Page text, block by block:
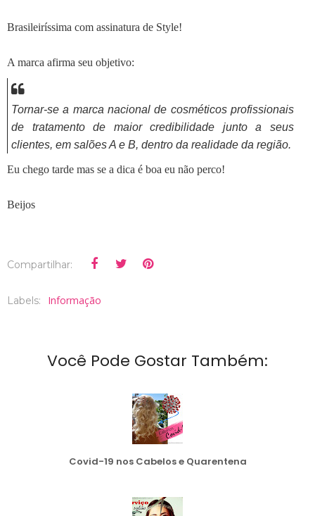
Brasileiríssima com assinatura de Style!
A marca afirma seu objetivo:
Tornar-se a marca nacional de cosméticos profissionais
de tratamento de maior credibilidade junto a seus
clientes, em salões A e B, dentro da realidade da região.
Eu chego tarde mas se a dica é boa eu não perco!
Beijos
Compartilhar:
Labels: Informação
Você Pode Gostar Também:
Covid-19 nos Cabelos e Quarentena